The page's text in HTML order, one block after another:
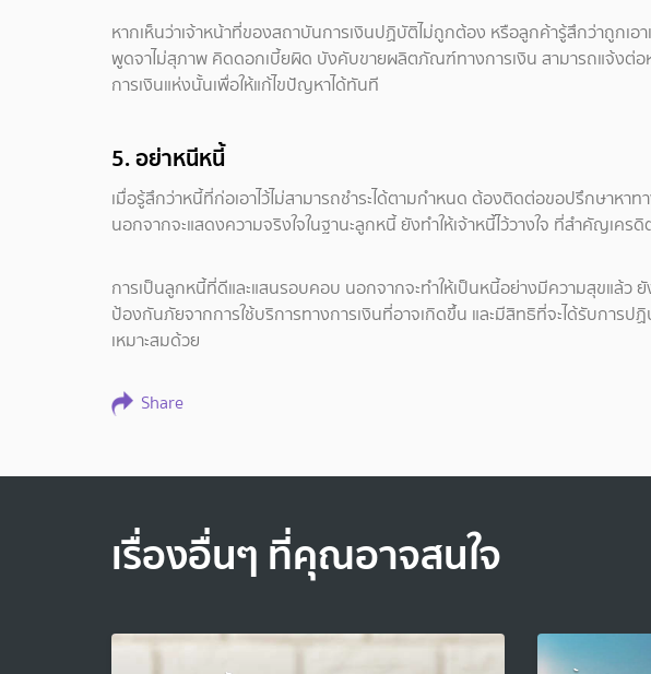
หากเห็นว่าเจ้าหน้าที่ของสถาบันการเงินปฏิบัติไม่ถูกต้อง หรือลูกค้ารู้สึกว่าถูกเอ
พูดจาไม่สุภาพ คิดดอกเบี้ยผิด บังคับขายผลิตภัณฑ์ทางการเงิน สามารถแจ้งต่อ
การเงินแห่งนั้นเพื่อให้แก้ไขปัญหาได้ทันที
5. อย่าหนีหนี้
เมื่อรู้สึกว่าหนี้ที่ก่อเอาไว้ไม่สามารถชำระได้ตามกำหนด ต้องติดต่อขอปรึกษาหาท
นอกจากจะแสดงความจริงใจในฐานะลูกหนี้ ยังทำให้เจ้าหนี้ไว้วางใจ ที่สำคัญเคร
การเป็นลูกหนี้ที่ดีและแสนรอบคอบ นอกจากจะทำให้เป็นหนี้อย่างมีความสุขแล้ว ยั
ป้องกันภัยจากการใช้บริการทางการเงินที่อาจเกิดขึ้น และมีสิทธิที่จะได้รับการป
เหมาะสมด้วย
Share
เรื่องอื่นๆ ที่คุณอาจสนใจ